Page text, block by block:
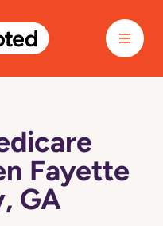
Fayette
GA